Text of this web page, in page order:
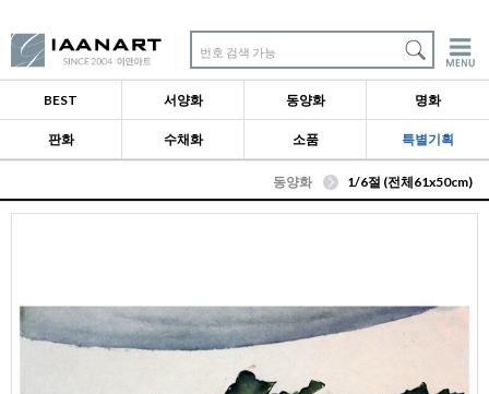
번호 검색 가능
BEST 서양화 동양화 명화
판화 수채화 소품 특별기획
동양화 1/6절 (전체61x50cm)